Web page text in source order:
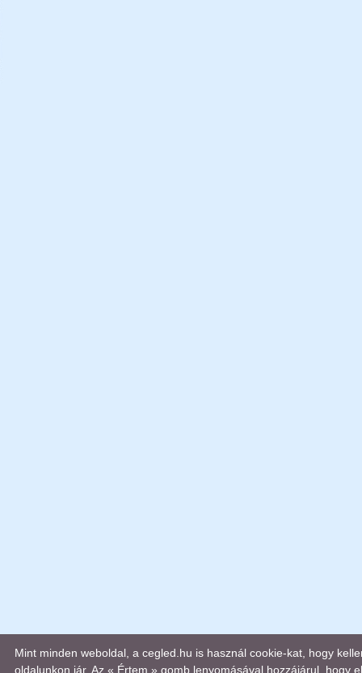
Mint minden weboldal, a cegled.hu is használ cookie-kat, hogy
oldalunkon jár. Az « Értem » gomb lenyomásával hozzájárul, hogy